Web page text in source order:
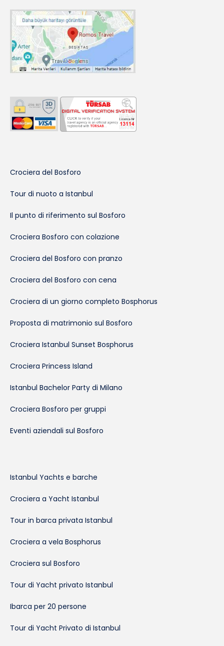
Crociera del Bosforo
Tour di nuoto a Istanbul
Il punto di riferimento sul Bosforo
Crociera Bosforo con colazione
Crociera del Bosforo con pranzo
Crociera del Bosforo con cena
Crociera di un giorno completo Bosphorus
Proposta di matrimonio sul Bosforo
Crociera Istanbul Sunset Bosphorus
Crociera Princess Island
Istanbul Bachelor Party di Milano
Crociera Bosforo per gruppi
Eventi aziendali sul Bosforo
Istanbul Yachts e barche
Crociera a Yacht Istanbul
Tour in barca privata Istanbul
Crociera a vela Bosphorus
Crociera sul Bosforo
Tour di Yacht privato Istanbul
Ibarca per 20 persone
Tour di Yacht Privato di Istanbul